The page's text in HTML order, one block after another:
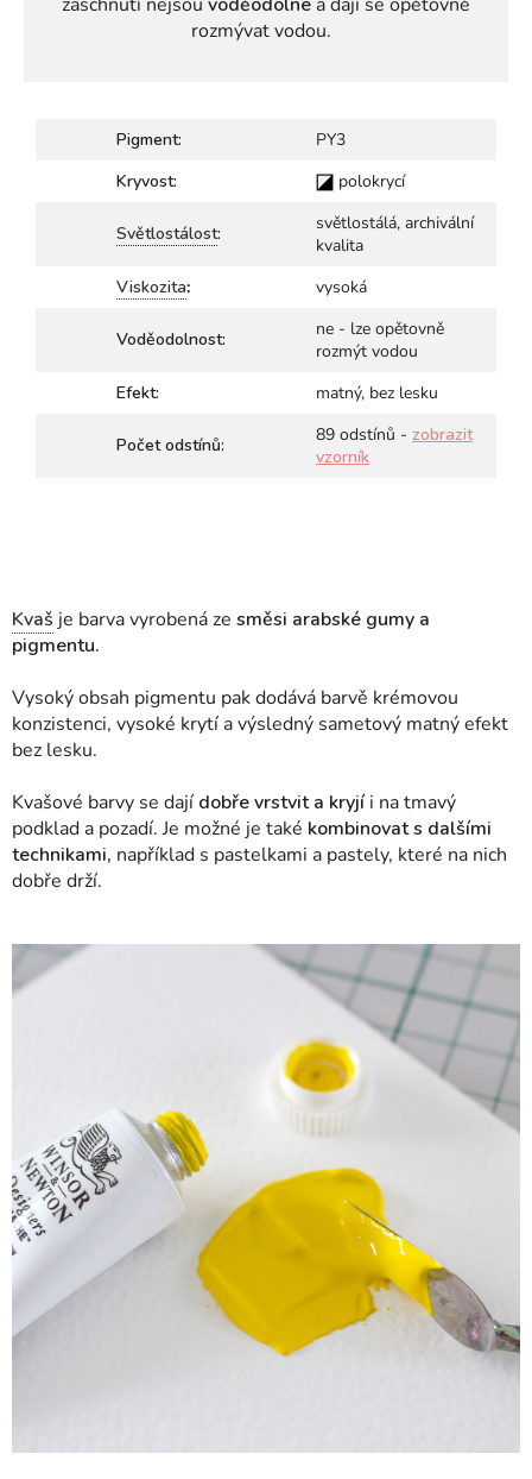
rozmývat vodou.
Pigment:
PY3
Kryvost:
polokrycí
Světlostálost:
světlostálá, archivální
kvalita
Viskozita: vysoká
Voděodolnost:
ne - lze opětovně
rozmýt vodou
Efekt:
matný, bez lesku
Počet odstínů: 89 odstínů - zobrazit
vzorník
Kvaš je barva vyrobená ze směsi arabské gumy a
pigmentu.
Vysoký obsah pigmentu pak dodává barvě krémovou
konzistenci, vysoké krytí a výsledný sametový matný efekt
bez lesku.
Kvašové barvy se dají dobře vrstvit a kryjíi na tmavý
podklad a pozadí. Je možné je také kombinovat s dalšími
technikami, například s pastelkami a pastely, které na nich
dobře drží.